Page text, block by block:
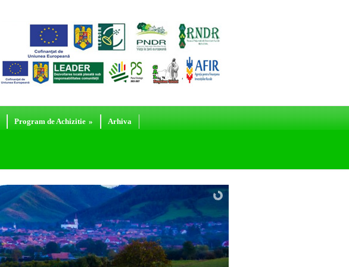
Program de Achizitie » Arhiva